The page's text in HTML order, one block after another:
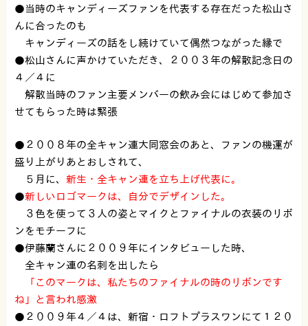
●当時のキャンディーズファンを代表する存在だった松山さ
んに合ったのも
キャンディーズの話をし続けていて偶然つながった縁で
●松山さんに声かけていただき、２００３年の解散記念日の
４／４に
解散当時のファン主要メンバーの飲み会にはじめて参加さ
せてもらった時は緊張
●２００８年の全キャン連大同窓会のあと、ファンの機運が
盛り上がりあとおしされて、
５月に、 新生・全キャン連を立ち上げ代表に。
●新しいロゴマークは、自分でデザインした。
３色を使って３人の姿とマイクとファイナルの衣装のリボ
ンをモチーフに
●伊藤蘭さんに２００９年にインタビューした時、
全キャン連の名刺を出したら
「このマークは、私たちのファイナルの時のリボンです
ね」と言われ感激
●２００９年４／４は、新宿・ロフトプラスワンにて１２０